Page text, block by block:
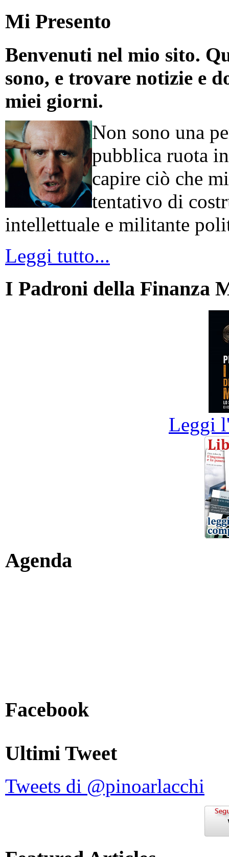
Mi Presento
Benvenuti nel mio sito.
sono, e trovare notizie e
miei giorni.
Non sono una
pubblica ruota
capire ciò che
tentativo di
intellettuale e militante
Leggi tutto...
I Padroni della Finanza
Leggi
Agenda
Facebook
Ultimi Tweet
Tweets di @pinoarlacchi